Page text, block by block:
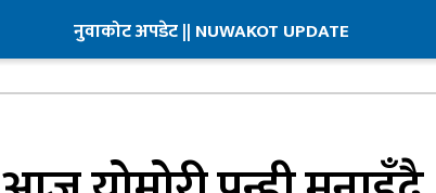
नुवाकोट अपडेट || NUWAKOT UPDATE